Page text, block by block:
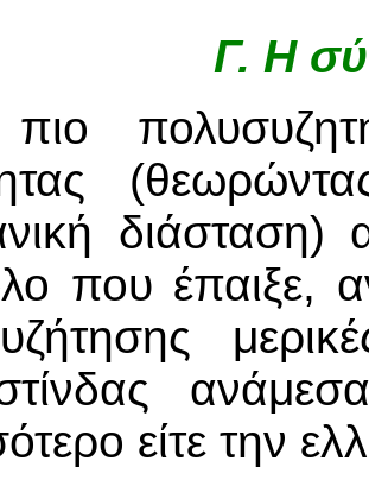
Γ. Η
που έπαιξε,
είτε την